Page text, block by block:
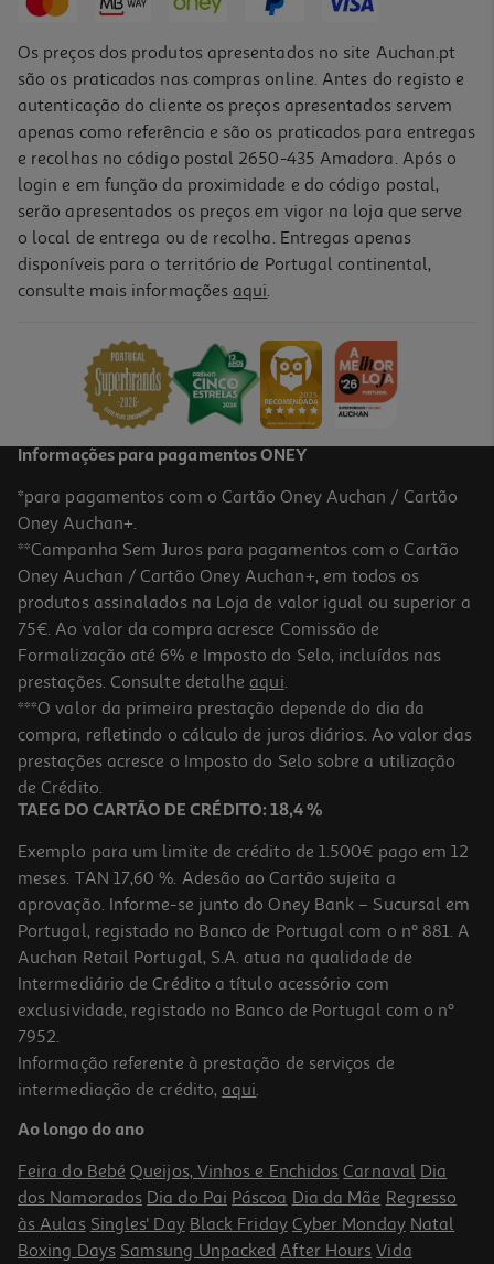
4.6
Biscoitos Auchan De Cacau 1kg
4.4
Bolo Auchan De Coco Mini Rocher 220g
7.95 €/Kg
1,75 €
Palmiers Du Bois De La Roche 150g
10.6 €/Kg
1,59 €
Os preços dos produtos apresentados no site Auchan.pt
são os praticados nas compras online. Antes do registo e
autenticação do cliente os preços apresentados servem
apenas como referência e são os praticados para entregas
e recolhas no código postal 2650-435 Amadora. Após o
login e em função da proximidade e do código postal,
serão apresentados os preços em vigor na loja que serve
o local de entrega ou de recolha. Entregas apenas
disponíveis para o território de Portugal continental,
consulte mais informações aqui.
Informações para pagamentos ONEY
*para pagamentos com o Cartão Oney Auchan / Cartão
Oney Auchan+.
**Campanha Sem Juros para pagamentos com o Cartão
Oney Auchan / Cartão Oney Auchan+, em todos os
produtos assinalados na Loja de valor igual ou superior a
75€. Ao valor da compra acresce Comissão de
Formalização até 6% e Imposto do Selo, incluídos nas
prestações. Consulte detalhe aqui.
***O valor da primeira prestação depende do dia da
compra, refletindo o cálculo de juros diários. Ao valor das
prestações acresce o Imposto do Selo sobre a utilização
de Crédito.
TAEG DO CARTÃO DE CRÉDITO: 18,4 %
Exemplo para um limite de crédito de 1.500€ pago em 12
meses. TAN 17,60 %. Adesão ao Cartão sujeita a
aprovação. Informe-se junto do Oney Bank – Sucursal em
Portugal, registado no Banco de Portugal com o nº 881. A
Auchan Retail Portugal, S.A. atua na qualidade de
Intermediário de Crédito a título acessório com
exclusividade, registado no Banco de Portugal com o nº
7952.
Informação referente à prestação de serviços de
intermediação de crédito, aqui.
Ao longo do ano
Feira do Bebé Queijos, Vinhos e Enchidos Carnaval Dia
dos Namorados Dia do Pai Páscoa Dia da Mãe Regresso
às Aulas Singles' Day Black Friday Cyber Monday Natal
Boxing Days Samsung Unpacked After Hours Vida